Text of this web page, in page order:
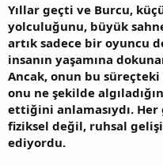
Yıllar geçti ve Burcu,
yolculuğunu, büyük
artık sadece bir oyuncu
insanın yaşamına
Ancak, onun bu
onu ne şekilde
ettiğini anlamasıydı. Her
fiziksel değil, ruhsal
ediyordu.